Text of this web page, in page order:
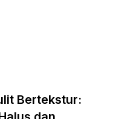
terbaik yang sesuai
yang...
Bertekstur: